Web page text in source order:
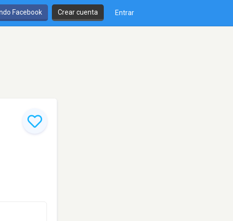
Facebook Crear cuenta Entrar